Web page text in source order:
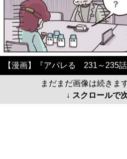
【漫画】『アパレる 231～235
まだまだ画像は続きま
↓ スクロールで